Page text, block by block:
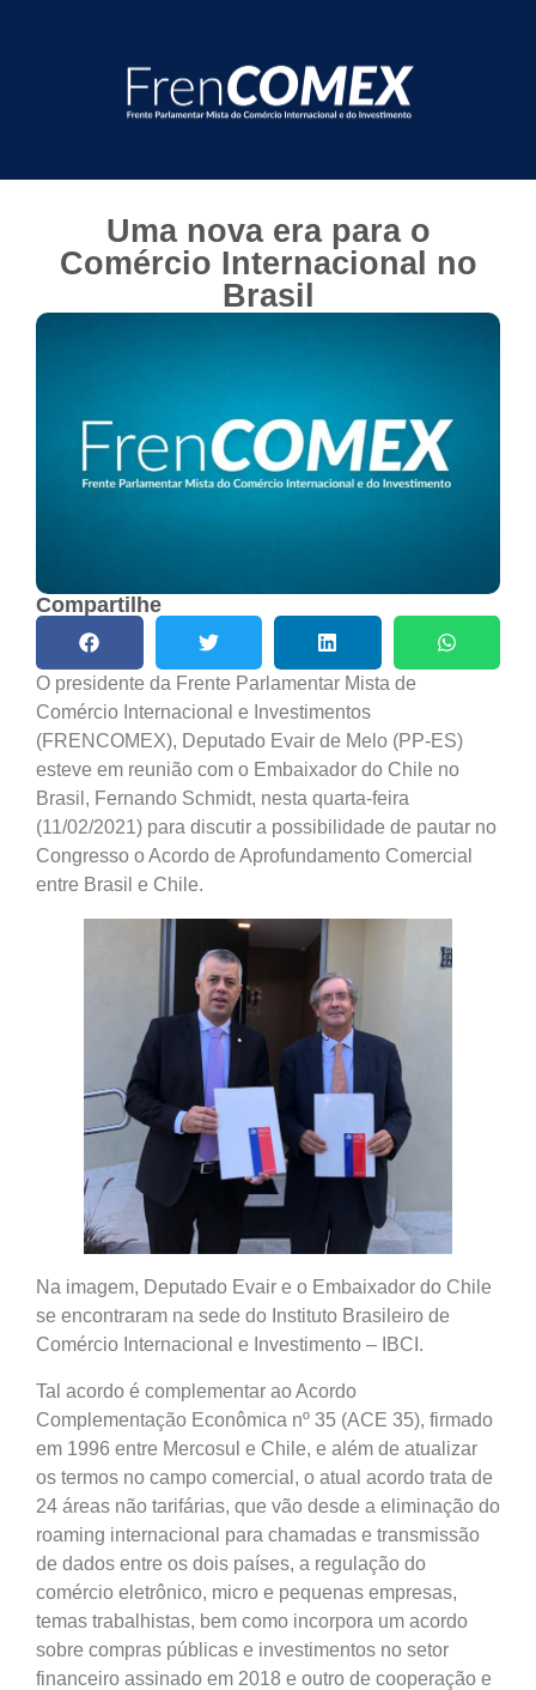
Uma nova era para o
Comércio Internacional no
Brasil
Compartilhe
O presidente da Frente Parlamentar Mista de
Comércio Internacional e Investimentos
(FRENCOMEX), Deputado Evair de Melo (PP-ES)
esteve em reunião com o Embaixador do Chile no
Brasil, Fernando Schmidt, nesta quarta-feira
(11/02/2021) para discutir a possibilidade de pautar no
Congresso o Acordo de Aprofundamento Comercial
entre Brasil e Chile.
Na imagem, Deputado Evair e o Embaixador do Chile
se encontraram na sede do Instituto Brasileiro de
Comércio Internacional e Investimento – IBCI.
Tal acordo é complementar ao Acordo
Complementação Econômica nº 35 (ACE 35), firmado
em 1996 entre Mercosul e Chile, e além de atualizar
os termos no campo comercial, o atual acordo trata de
24 áreas não tarifárias, que vão desde a eliminação do
roaming internacional para chamadas e transmissão
de dados entre os dois países, a regulação do
comércio eletrônico, micro e pequenas empresas,
temas trabalhistas, bem como incorpora um acordo
sobre compras públicas e investimentos no setor
financeiro assinado em 2018 e outro de cooperação e